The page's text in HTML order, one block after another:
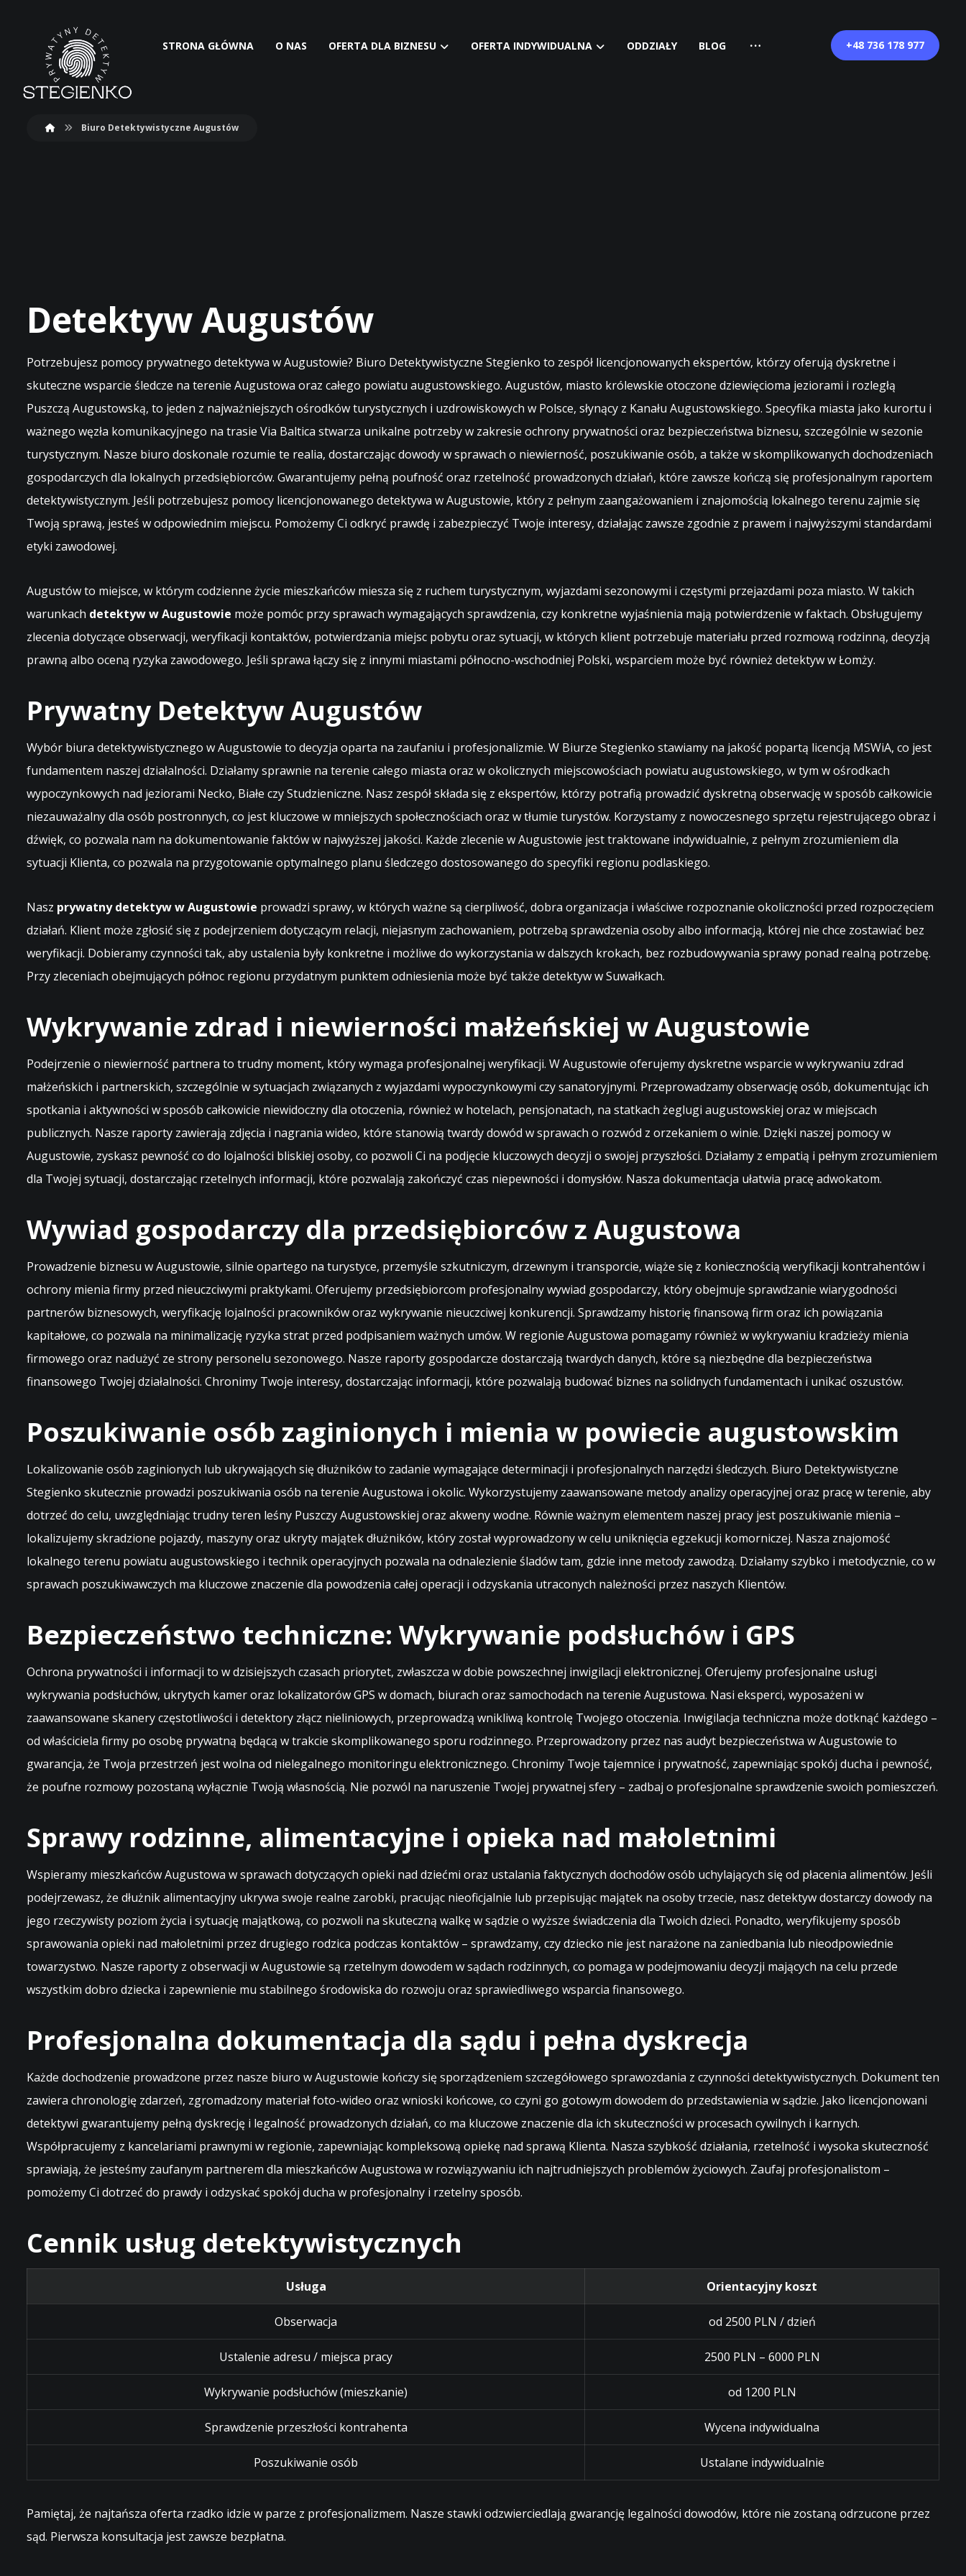
STRONA GŁÓWNA O NAS OFERTA DLA BIZNESU OFERTA INDYWIDUALNA ODDZIAŁY BLOG +48 736 178 977
Biuro Detektywistyczne Augustów
Detektyw Augustów
Potrzebujesz pomocy prywatnego detektywa w Augustowie? Biuro Detektywistyczne Stegienko to zespół licencjonowanych ekspertów, którzy oferują dyskretne i
skuteczne wsparcie śledcze na terenie Augustowa oraz całego powiatu augustowskiego. Augustów, miasto królewskie otoczone dziewięcioma jeziorami i rozległą
Puszczą Augustowską, to jeden z najważniejszych ośrodków turystycznych i uzdrowiskowych w Polsce, słynący z Kanału Augustowskiego. Specyfika miasta jako kurortu i
ważnego węzła komunikacyjnego na trasie Via Baltica stwarza unikalne potrzeby w zakresie ochrony prywatności oraz bezpieczeństwa biznesu, szczególnie w sezonie
turystycznym. Nasze biuro doskonale rozumie te realia, dostarczając dowody w sprawach o niewierność, poszukiwanie osób, a także w skomplikowanych dochodzeniach
gospodarczych dla lokalnych przedsiębiorców. Gwarantujemy pełną poufność oraz rzetelność prowadzonych działań, które zawsze kończą się profesjonalnym raportem
detektywistycznym. Jeśli potrzebujesz pomocy licencjonowanego detektywa w Augustowie, który z pełnym zaangażowaniem i znajomością lokalnego terenu zajmie się
Twoją sprawą, jesteś w odpowiednim miejscu. Pomożemy Ci odkryć prawdę i zabezpieczyć Twoje interesy, działając zawsze zgodnie z prawem i najwyższymi standardami
etyki zawodowej.
Augustów to miejsce, w którym codzienne życie mieszkańców miesza się z ruchem turystycznym, wyjazdami sezonowymi i częstymi przejazdami poza miasto. W takich
warunkach detektyw w Augustowie może pomóc przy sprawach wymagających sprawdzenia, czy konkretne wyjaśnienia mają potwierdzenie w faktach. Obsługujemy
zlecenia dotyczące obserwacji, weryfikacji kontaktów, potwierdzania miejsc pobytu oraz sytuacji, w których klient potrzebuje materiału przed rozmową rodzinną, decyzją
prawną albo oceną ryzyka zawodowego. Jeśli sprawa łączy się z innymi miastami północno-wschodniej Polski, wsparciem może być również detektyw w Łomży.
Prywatny Detektyw Augustów
Wybór biura detektywistycznego w Augustowie to decyzja oparta na zaufaniu i profesjonalizmie. W Biurze Stegienko stawiamy na jakość popartą licencją MSWiA, co jest
fundamentem naszej działalności. Działamy sprawnie na terenie całego miasta oraz w okolicznych miejscowościach powiatu augustowskiego, w tym w ośrodkach
wypoczynkowych nad jeziorami Necko, Białe czy Studzieniczne. Nasz zespół składa się z ekspertów, którzy potrafią prowadzić dyskretną obserwację w sposób całkowicie
niezauważalny dla osób postronnych, co jest kluczowe w mniejszych społecznościach oraz w tłumie turystów. Korzystamy z nowoczesnego sprzętu rejestrującego obraz i
dźwięk, co pozwala nam na dokumentowanie faktów w najwyższej jakości. Każde zlecenie w Augustowie jest traktowane indywidualnie, z pełnym zrozumieniem dla
sytuacji Klienta, co pozwala na przygotowanie optymalnego planu śledczego dostosowanego do specyfiki regionu podlaskiego.
Nasz prywatny detektyw w Augustowie prowadzi sprawy, w których ważne są cierpliwość, dobra organizacja i właściwe rozpoznanie okoliczności przed rozpoczęciem
działań. Klient może zgłosić się z podejrzeniem dotyczącym relacji, niejasnym zachowaniem, potrzebą sprawdzenia osoby albo informacją, której nie chce zostawiać bez
weryfikacji. Dobieramy czynności tak, aby ustalenia były konkretne i możliwe do wykorzystania w dalszych krokach, bez rozbudowywania sprawy ponad realną potrzebę.
Przy zleceniach obejmujących północ regionu przydatnym punktem odniesienia może być także detektyw w Suwałkach.
Wykrywanie zdrad i niewierności małżeńskiej w Augustowie
Podejrzenie o niewierność partnera to trudny moment, który wymaga profesjonalnej weryfikacji. W Augustowie oferujemy dyskretne wsparcie w wykrywaniu zdrad
małżeńskich i partnerskich, szczególnie w sytuacjach związanych z wyjazdami wypoczynkowymi czy sanatoryjnymi. Przeprowadzamy obserwację osób, dokumentując ich
spotkania i aktywności w sposób całkowicie niewidoczny dla otoczenia, również w hotelach, pensjonatach, na statkach żeglugi augustowskiej oraz w miejscach
publicznych. Nasze raporty zawierają zdjęcia i nagrania wideo, które stanowią twardy dowód w sprawach o rozwód z orzekaniem o winie. Dzięki naszej pomocy w
Augustowie, zyskasz pewność co do lojalności bliskiej osoby, co pozwoli Ci na podjęcie kluczowych decyzji o swojej przyszłości. Działamy z empatią i pełnym zrozumieniem
dla Twojej sytuacji, dostarczając rzetelnych informacji, które pozwalają zakończyć czas niepewności i domysłów. Nasza dokumentacja ułatwia pracę adwokatom.
Wywiad gospodarczy dla przedsiębiorców z Augustowa
Prowadzenie biznesu w Augustowie, silnie opartego na turystyce, przemyśle szkutniczym, drzewnym i transporcie, wiąże się z koniecznością weryfikacji kontrahentów i
ochrony mienia firmy przed nieuczciwymi praktykami. Oferujemy przedsiębiorcom profesjonalny wywiad gospodarczy, który obejmuje sprawdzanie wiarygodności
partnerów biznesowych, weryfikację lojalności pracowników oraz wykrywanie nieuczciwej konkurencji. Sprawdzamy historię finansową firm oraz ich powiązania
kapitałowe, co pozwala na minimalizację ryzyka strat przed podpisaniem ważnych umów. W regionie Augustowa pomagamy również w wykrywaniu kradzieży mienia
firmowego oraz nadużyć ze strony personelu sezonowego. Nasze raporty gospodarcze dostarczają twardych danych, które są niezbędne dla bezpieczeństwa
finansowego Twojej działalności. Chronimy Twoje interesy, dostarczając informacji, które pozwalają budować biznes na solidnych fundamentach i unikać oszustów.
Poszukiwanie osób zaginionych i mienia w powiecie augustowskim
Lokalizowanie osób zaginionych lub ukrywających się dłużników to zadanie wymagające determinacji i profesjonalnych narzędzi śledczych. Biuro Detektywistyczne
Stegienko skutecznie prowadzi poszukiwania osób na terenie Augustowa i okolic. Wykorzystujemy zaawansowane metody analizy operacyjnej oraz pracę w terenie, aby
dotrzeć do celu, uwzględniając trudny teren leśny Puszczy Augustowskiej oraz akweny wodne. Równie ważnym elementem naszej pracy jest poszukiwanie mienia –
lokalizujemy skradzione pojazdy, maszyny oraz ukryty majątek dłużników, który został wyprowadzony w celu uniknięcia egzekucji komorniczej. Nasza znajomość
lokalnego terenu powiatu augustowskiego i technik operacyjnych pozwala na odnalezienie śladów tam, gdzie inne metody zawodzą. Działamy szybko i metodycznie, co w
sprawach poszukiwawczych ma kluczowe znaczenie dla powodzenia całej operacji i odzyskania utraconych należności przez naszych Klientów.
Bezpieczeństwo techniczne: Wykrywanie podsłuchów i GPS
Ochrona prywatności i informacji to w dzisiejszych czasach priorytet, zwłaszcza w dobie powszechnej inwigilacji elektronicznej. Oferujemy profesjonalne usługi
wykrywania podsłuchów, ukrytych kamer oraz lokalizatorów GPS w domach, biurach oraz samochodach na terenie Augustowa. Nasi eksperci, wyposażeni w
zaawansowane skanery częstotliwości i detektory złącz nieliniowych, przeprowadzą wnikliwą kontrolę Twojego otoczenia. Inwigilacja techniczna może dotknąć każdego –
od właściciela firmy po osobę prywatną będącą w trakcie skomplikowanego sporu rodzinnego. Przeprowadzony przez nas audyt bezpieczeństwa w Augustowie to
gwarancja, że Twoja przestrzeń jest wolna od nielegalnego monitoringu elektronicznego. Chronimy Twoje tajemnice i prywatność, zapewniając spokój ducha i pewność,
że poufne rozmowy pozostaną wyłącznie Twoją własnością. Nie pozwól na naruszenie Twojej prywatnej sfery – zadbaj o profesjonalne sprawdzenie swoich pomieszczeń.
Sprawy rodzinne, alimentacyjne i opieka nad małoletnimi
Wspieramy mieszkańców Augustowa w sprawach dotyczących opieki nad dziećmi oraz ustalania faktycznych dochodów osób uchylających się od płacenia alimentów. Jeśli
podejrzewasz, że dłużnik alimentacyjny ukrywa swoje realne zarobki, pracując nieoficjalnie lub przepisując majątek na osoby trzecie, nasz detektyw dostarczy dowody na
jego rzeczywisty poziom życia i sytuację majątkową, co pozwoli na skuteczną walkę w sądzie o wyższe świadczenia dla Twoich dzieci. Ponadto, weryfikujemy sposób
sprawowania opieki nad małoletnimi przez drugiego rodzica podczas kontaktów – sprawdzamy, czy dziecko nie jest narażone na zaniedbania lub nieodpowiednie
towarzystwo. Nasze raporty z obserwacji w Augustowie są rzetelnym dowodem w sądach rodzinnych, co pomaga w podejmowaniu decyzji mających na celu przede
wszystkim dobro dziecka i zapewnienie mu stabilnego środowiska do rozwoju oraz sprawiedliwego wsparcia finansowego.
Profesjonalna dokumentacja dla sądu i pełna dyskrecja
Każde dochodzenie prowadzone przez nasze biuro w Augustowie kończy się sporządzeniem szczegółowego sprawozdania z czynności detektywistycznych. Dokument ten
zawiera chronologię zdarzeń, zgromadzony materiał foto-wideo oraz wnioski końcowe, co czyni go gotowym dowodem do przedstawienia w sądzie. Jako licencjonowani
detektywi gwarantujemy pełną dyskrecję i legalność prowadzonych działań, co ma kluczowe znaczenie dla ich skuteczności w procesach cywilnych i karnych.
Współpracujemy z kancelariami prawnymi w regionie, zapewniając kompleksową opiekę nad sprawą Klienta. Nasza szybkość działania, rzetelność i wysoka skuteczność
sprawiają, że jesteśmy zaufanym partnerem dla mieszkańców Augustowa w rozwiązywaniu ich najtrudniejszych problemów życiowych. Zaufaj profesjonalistom –
pomożemy Ci dotrzeć do prawdy i odzyskać spokój ducha w profesjonalny i rzetelny sposób.
Cennik usług detektywistycznych
Usługa Orientacyjny koszt
Obserwacja od 2500 PLN / dzień
Ustalenie adresu / miejsca pracy 2500 PLN – 6000 PLN
Wykrywanie podsłuchów (mieszkanie) od 1200 PLN
Sprawdzenie przeszłości kontrahenta Wycena indywidualna
Poszukiwanie osób Ustalane indywidualnie
Pamiętaj, że najtańsza oferta rzadko idzie w parze z profesjonalizmem. Nasze stawki odzwierciedlają gwarancję legalności dowodów, które nie zostaną odrzucone przez
sąd. Pierwsza konsultacja jest zawsze bezpłatna.